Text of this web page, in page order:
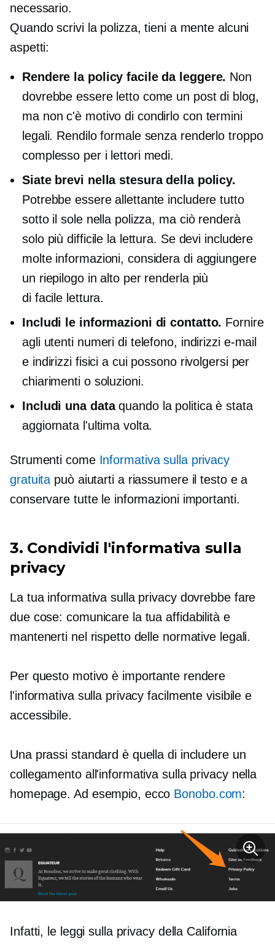
necessario.
Quando scrivi la polizza, tieni a mente alcuni
aspetti:
Rendere la policy facile da leggere. Non
dovrebbe essere letto come un post di blog,
ma non c'è motivo di condirlo con termini
legali. Rendilo formale senza renderlo troppo
complesso per i lettori medi.
Siate brevi nella stesura della policy.
Potrebbe essere allettante includere tutto
sotto il sole nella polizza, ma ciò renderà
solo più difficile la lettura. Se devi includere
molte informazioni, considera di aggiungere
un riepilogo in alto per renderla più
di facile lettura.
Includi le informazioni di contatto. Fornire
agli utenti numeri di telefono, indirizzi e-mail
e indirizzi fisici a cui possono rivolgersi per
chiarimenti o soluzioni.
Includi una dataquando la politica è stata
aggiornata l'ultima volta.
Strumenti come Informativa sulla privacy
gratuita può aiutarti a riassumere il testo e a
conservare tutte le informazioni importanti.
3. Condividi l'informativa sulla
privacy
La tua informativa sulla privacy dovrebbe fare
due cose: comunicare la tua affidabilità e
mantenerti nel rispetto delle normative legali.
Per questo motivo è importante rendere
l'informativa sulla privacy facilmente visibile e
accessibile.
Una prassi standard è quella di includere un
collegamento all'informativa sulla privacy nella
homepage. Ad esempio, ecco Bonobo.com:
Infatti, le leggi sulla privacy della California